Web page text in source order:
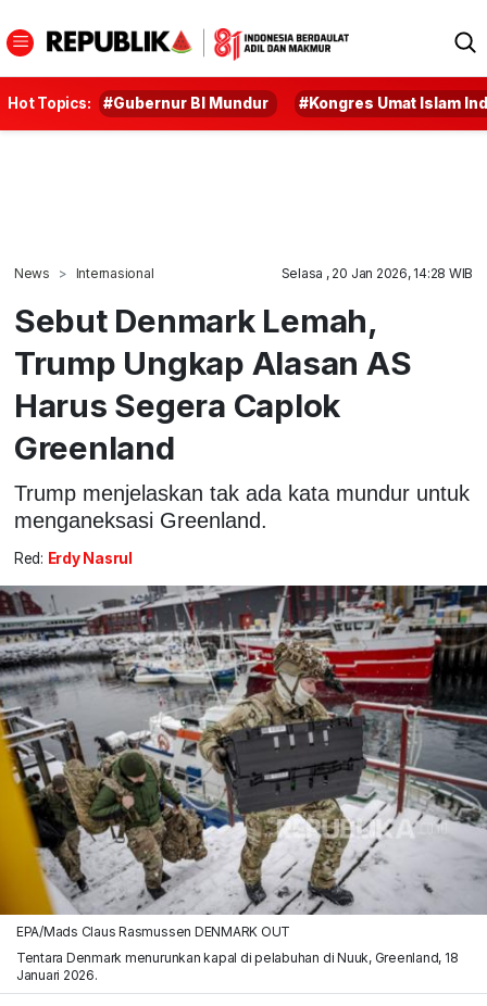
Hot Topics: #Gubernur BI Mundur #Kongres Umat Islam
News Internasional Selasa , 20 Jan 2026, 14:28 WIB
Sebut Denmark Lemah,
Trump Ungkap Alasan AS
Harus Segera Caplok
Greenland
Trump menjelaskan tak ada kata mundur untuk
menganeksasi Greenland.
Red: Erdy Nasrul
EPA/Mads Claus Rasmussen DENMARK OUT
Tentara Denmark menurunkan kapal di pelabuhan di Nuuk, Greenland, 18
Januari 2026.